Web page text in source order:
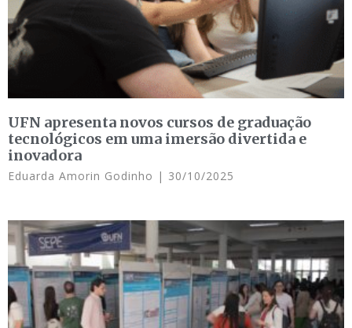
UFN apresenta novos cursos de graduação
tecnológicos em uma imersão divertida e
inovadora
Eduarda Amorin Godinho 30/10/2025